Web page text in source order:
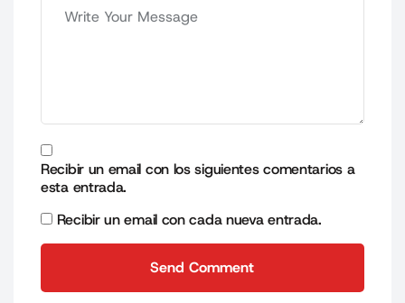
Recibir un email con los siguientes comentarios a
esta entrada.
Recibir un email con cada nueva entrada.
Send Comment